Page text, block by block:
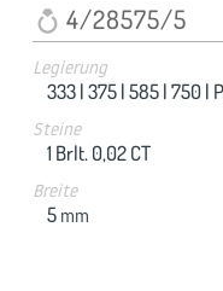
4/28575/5
Legierung
333 |375 |585 |750 |
Steine
1 Brlt. 0,02 CT
Breite
5 mm